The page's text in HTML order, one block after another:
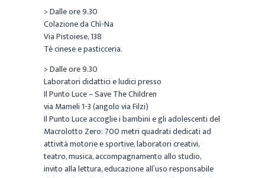
> Dalle ore 9.30
Colazione da Chì-Na
Via Pistoiese, 138
Tè cinese e pasticceria.
> Dalle ore 9.30
Laboratori didattici e ludici presso
Il Punto Luce – Save The Children
via Mameli 1-3 (angolo via Filzi)
Il Punto Luce accoglie i bambini e gli adolescenti del
Macrolotto Zero: 700 metri quadrati dedicati ad
attività motorie e sportive, laboratori creativi,
teatro, musica, accompagnamento allo studio,
invito alla lettura, educazione all’uso responsabile